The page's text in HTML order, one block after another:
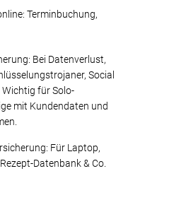
Terminbuchung,
Bei Datenverlust,
Social
Wichtig für Solo-
mit Kundendaten und
Für Laptop,
Datenbank & Co.